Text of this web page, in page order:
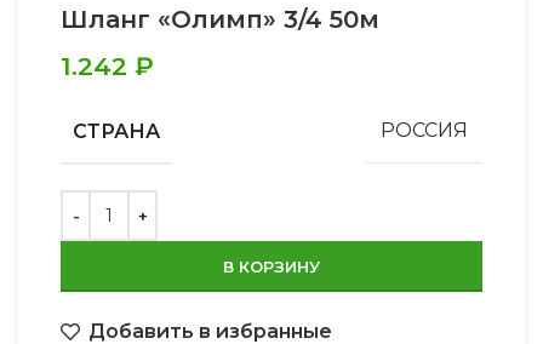
Шланг «Олимп» 3/4 50м
1.242 ₽
СТРАНА РОССИЯ
В КОРЗИНУ
Добавить в избранные